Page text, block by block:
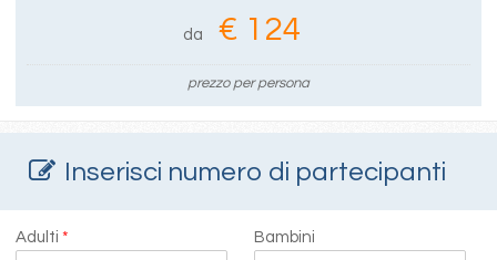
da € 124
prezzo per persona
Inserisci numero di partecipanti
Adulti* Bambini